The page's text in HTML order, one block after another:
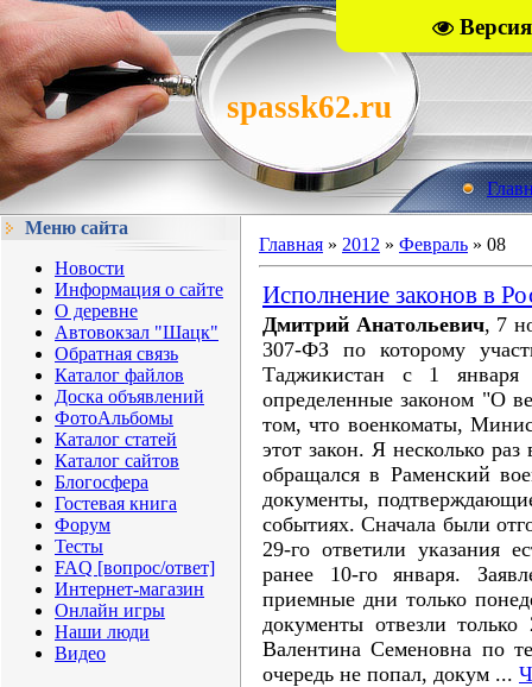
spassk62.ru
Меню сайта
Новости
Информация о сайте
О деревне
Автовокзал "Шацк"
Обратная связь
Каталог файлов
Доска объявлений
ФотоАльбомы
Каталог статей
Каталог сайтов
Блогосфера
Гостевая книга
Форум
Тесты
FAQ [вопрос/ответ]
Интернет-магазин
Онлайн игры
Наши люди
Видео
Главная » 2012 » Февраль » 08
Исполнение законов в
Дмитрий Анатольевич, 7
307-ФЗ по которому
Таджикистан с 1
определенные законом "О
том, что военкоматы,
этот закон. Я несколько
обращался в Раменский
документы,
событиях. Сначала были
29-го ответили указания
ранее 10-го января.
приемные дни только
документы отвезли
Валентина Семеновна по
очередь не попал, докум ...